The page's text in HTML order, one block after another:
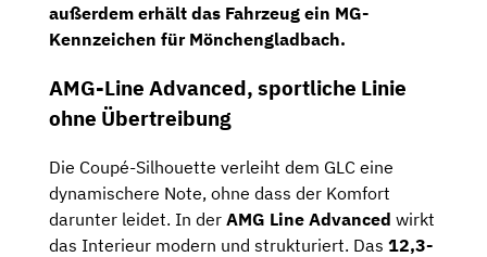
außerdem erhält das Fahrzeug ein MG-
Kennzeichen für Mönchengladbach.
AMG-Line Advanced, sportliche Linie
ohne Übertreibung
Die Coupé-Silhouette verleiht dem GLC eine
dynamischere Note, ohne dass der Komfort
darunter leidet. In der AMG Line Advanced wirkt
das Interieur modern und strukturiert. Das 12,3-